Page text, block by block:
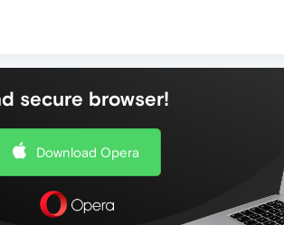
secure browser!
Download Opera